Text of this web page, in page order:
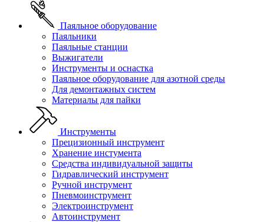
Паяльное оборудование
Паяльники
Паяльные станции
Выжигатели
Инструменты и оснастка
Паяльное оборудование для азотной среды
Для демонтажных систем
Материалы для пайки
Инструменты
Прецизионный инструмент
Хранение инстумента
Средства индивидуальной защиты
Гидравлический инструмент
Ручной инструмент
Пневмоинструмент
Электроинструмент
Автоинструмент